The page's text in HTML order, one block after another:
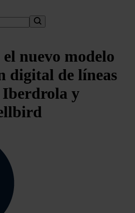
nuevo modelo
digital de líneas
Iberdrola y